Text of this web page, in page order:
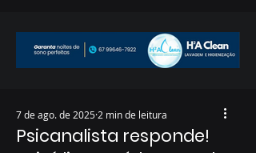
Psicanalista responde!
7 de ago. de 2025 2 min de leitura